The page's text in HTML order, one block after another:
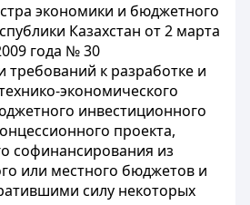
экономики и бюджетного
Казахстан от 2 марта
года № 30
требований к разработке и
экономического
инвестиционного
проекта,
софинансирования из
или местного бюджетов и
силу некоторых